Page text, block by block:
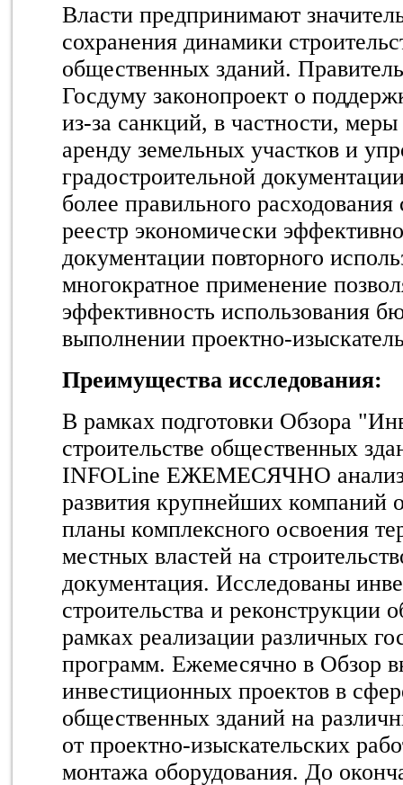
Власти предпринимают
сохранения динамики
общественных зданий.
Госдуму законопроект о
из-за санкций, в частности,
аренду земельных участков и
градостроительной
более правильного
реестр экономически
документации повторного
многократное применение
эффективность использования
выполнении проектно-
Преимущества исследования:
В рамках подготовки Обзора
строительстве общественных
INFOLine ЕЖЕМЕСЯЧНО
развития крупнейших компаний
планы комплексного освоения
местных властей на
документация. Исследованы
строительства и реконструкции
рамках реализации различных
программ. Ежемесячно в Обзор
инвестиционных проектов в
общественных зданий на
от проектно-изыскательских
монтажа оборудования. До